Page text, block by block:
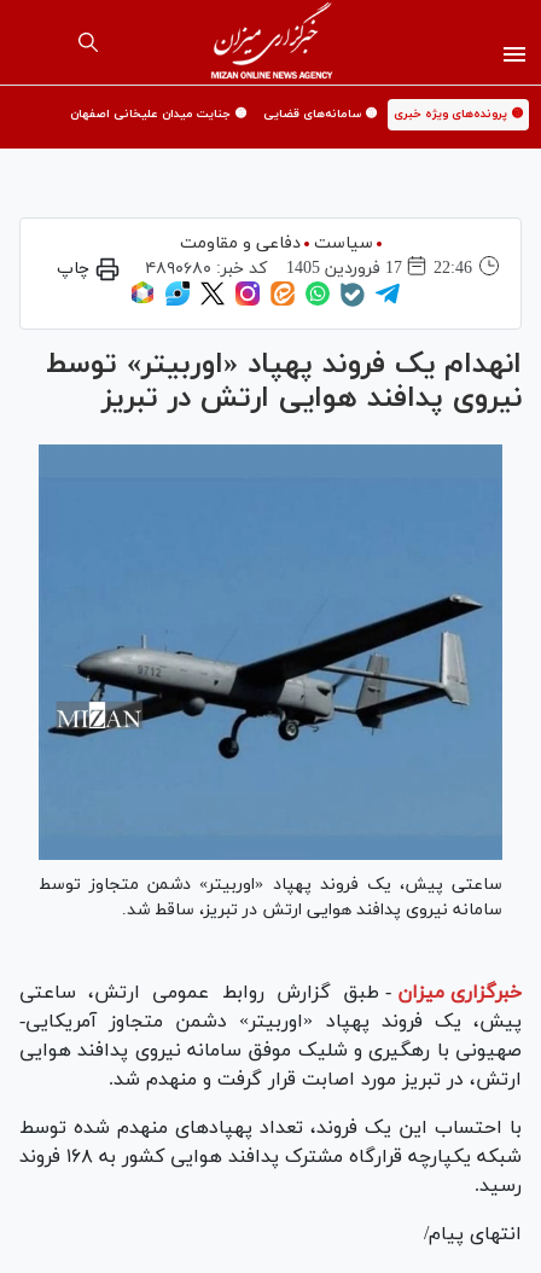
🟡 پرونده‌های ویژه خبری 🟡 سامانه‌های قضایی 🟡 جنایت میدان علیخانی اصفهان
سیاست
دفاعی و مقاومت
22:46
17 فروردين 1405 کد خبر: ۴۸۹۰۶۸۰ چاپ
انهدام یک فروند پهپاد «اوربیتر» توسط
نیروی پدافند هوایی ارتش در تبریز
ساعتی پیش، یک فروند پهپاد «اوربیتر» دشمن متجاوز توسط
سامانه نیروی پدافند هوایی ارتش در تبریز، ساقط شد.
خبرگزاری میزان - طبق گزارش روابط عمومی ارتش، ساعتی
پیش، یک فروند پهپاد «اوربیتر» دشمن متجاوز آمریکایی-
صهیونی با رهگیری و شلیک موفق سامانه نیروی پدافند هوایی
ارتش، در تبریز مورد اصابت قرار گرفت و منهدم شد.
با احتساب این یک فروند، تعداد پهپاد‌های منهدم شده توسط
شبکه یکپارچه قرارگاه مشترک پدافند هوایی کشور به ۱۶۸ فروند
رسید.
انتهای پیام/